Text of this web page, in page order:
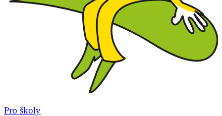
Pro školy